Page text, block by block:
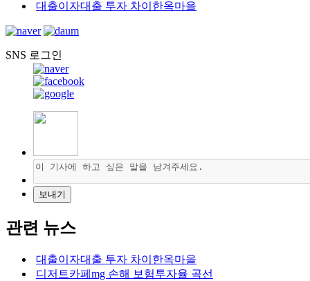
대출이자대출 투자 차이한옥마을
SNS 로그인
관련 뉴스
대출이자대출 투자 차이한옥마을
디저트카페mg 손해 보험투자율 곡선